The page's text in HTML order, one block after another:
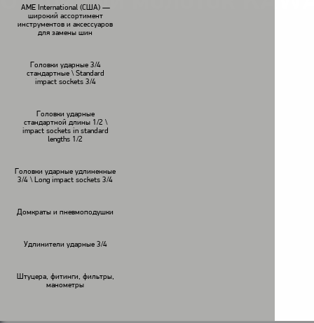
AME International (США) —
широкий ассортимент
инструментов и аксессуаров
для замены шин
Головки ударные 3/4
стандартные \ Standard
impact sockets 3/4
Головки ударные
стандартной длины 1/2 \
impact sockets in standard
lengths 1/2
Головки ударные удлиненные
3/4 \ Long impact sockets 3/4
Домкраты и пневмоподушки
Удлинители ударные 3/4
Штуцера, фитинги, фильтры,
манометры